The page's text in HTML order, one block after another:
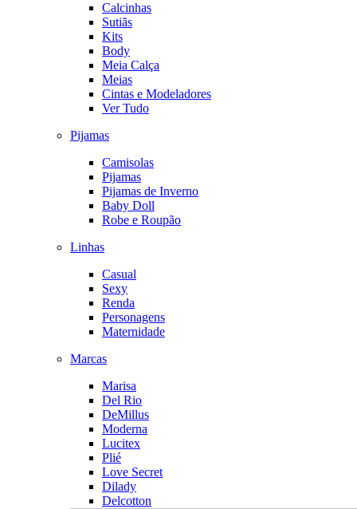
Calcinhas
Sutiãs
Kits
Body
Meia Calça
Meias
Cintas e Modeladores
Ver Tudo
Pijamas
Camisolas
Pijamas
Pijamas de Inverno
Baby Doll
Robe e Roupão
Linhas
Casual
Sexy
Renda
Personagens
Maternidade
Marcas
Marisa
Del Rio
DeMillus
Moderna
Lucitex
Plié
Love Secret
Dilady
Delcotton